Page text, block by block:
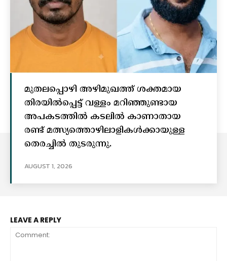
മുതലപ്പൊഴി അഴിമുഖത്ത് ശക്തമായ
തിരയിൽപ്പെട്ട് വള്ളം മറിഞ്ഞുണ്ടായ
അപകടത്തിൽ കടലിൽ കാണാതായ
രണ്ട് മത്സ്യത്തൊഴിലാളികൾക്കായുള്ള
തെരച്ചിൽ തുടരുന്നു.
AUGUST 1, 2026
LEAVE A REPLY